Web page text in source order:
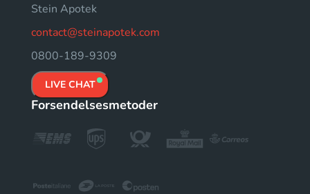
Stein Apotek
contact@steinapotek.com
0800-189-9309
LIVE CHAT
Forsendelsesmetoder